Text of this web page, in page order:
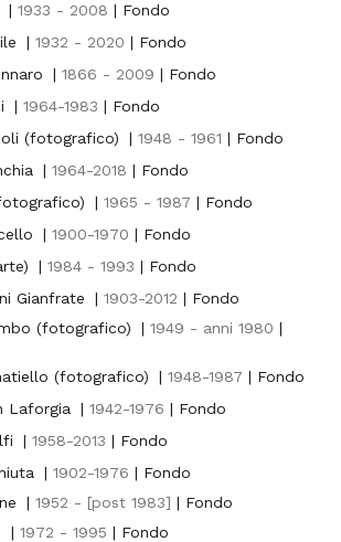
| 1933 - 2008 | Fondo
| 1932 - 2020 | Fondo
| 1866 - 2009 | Fondo
| 1964-1983 | Fondo
(fotografico)
| 1948 - 1961 | Fondo
| 1964-2018 | Fondo
| 1965 - 1987 | Fondo
| 1900-1970 | Fondo
| 1984 - 1993 | Fondo
Gianfrate
| 1903-2012 | Fondo
(fotografico)
| 1949 - anni 1980 |
(fotografico)
| 1948-1987 | Fondo
Laforgia
| 1942-1976 | Fondo
| 1958-2013 | Fondo
| 1902-1976 | Fondo
| 1952 - [post 1983] | Fondo
| 1972 - 1995 | Fondo